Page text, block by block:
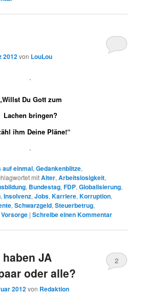
2012von LouLou
.
„Willst Du Gott zum
Lachen bringen?
ihm Deine Pläne!“
.
auf einmal,Gedankenblitze,
mitAlter,Arbeitslosigkeit,
, Bundestag,FDP,Globalisierung,
,Insolvenz,Jobs,Karriere,Korruption,
,Schwarzgeld,Steuerbetrug,
Vorsorge |Schreibe einen Kommentar
JA
oder alle?
2012von Redaktion
2